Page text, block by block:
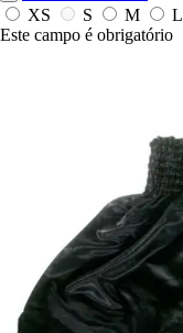
XS
S M L
Este campo é obrigatório